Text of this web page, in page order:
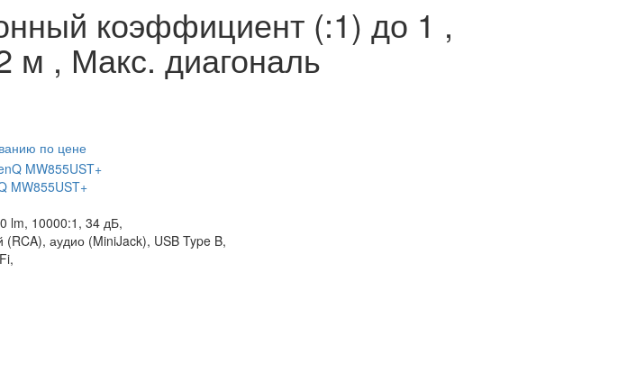
коэффициент (:1) до 1 ,
м , Макс. диагональ
по цене
MW855UST+
lm, 10000:1, 34 дБ,
(RCA), аудио (MiniJack), USB Type B,